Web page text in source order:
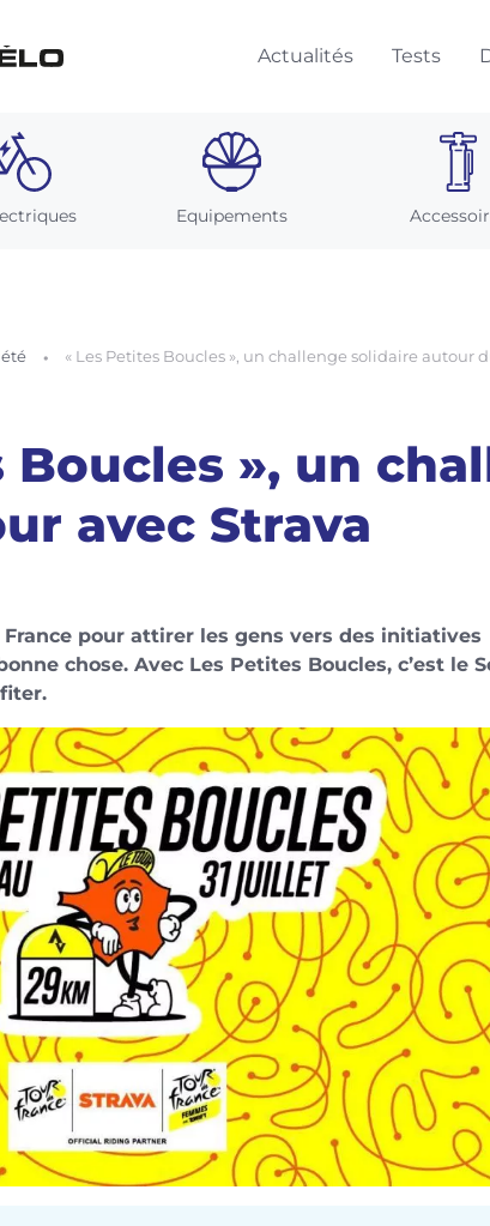
Actualités Tests
Equipements
« Les Petites Boucles », un challenge solidaire autour
Boucles », un
avec Strava
pour attirer les gens vers des initiatives
chose. Avec Les Petites Boucles, c’est le